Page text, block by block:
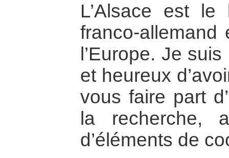
L’Alsace est
franco-
l’Europe. Je
et heureux
vous faire part
la recherche,
d’éléments de